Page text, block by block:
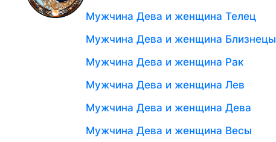
Мужчина Дева и женщина Телец
Мужчина Дева и женщина Близнецы
Мужчина Дева и женщина Рак
Мужчина Дева и женщина Лев
Мужчина Дева и женщина Дева
Мужчина Дева и женщина Весы